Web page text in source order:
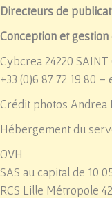
Directeurs de
Conception et gestion
Cybcrea 24220
+33 (0)6 87 72 19 80 –
Crédit photos Andrea
Hébergement du
OVH
SAS au capital de 10
RCS Lille Métropole